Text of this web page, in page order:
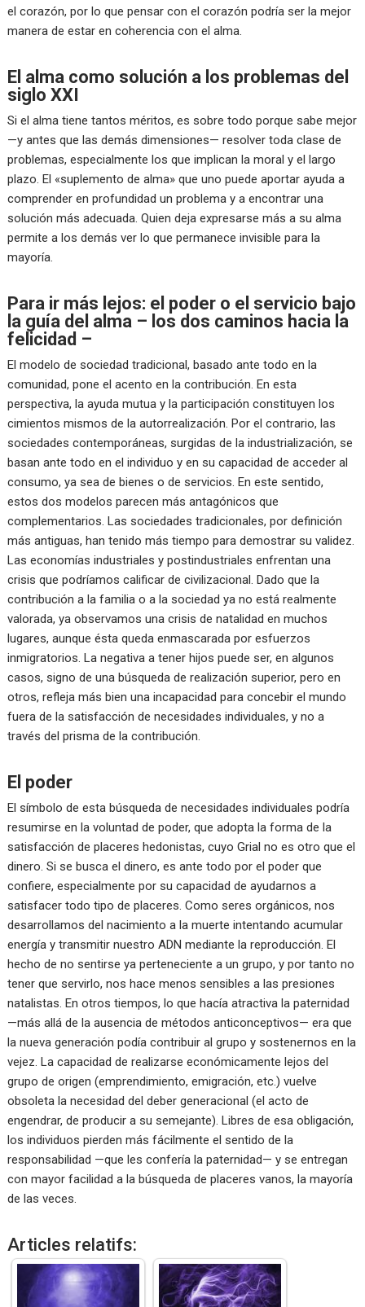
el corazón, por lo que pensar con el corazón podría ser la mejor
manera de estar en coherencia con el alma.
El alma como solución a los problemas del
siglo XXI
Si el alma tiene tantos méritos, es sobre todo porque sabe mejor
—y antes que las demás dimensiones— resolver toda clase de
problemas, especialmente los que implican la moral y el largo
plazo. El «suplemento de alma» que uno puede aportar ayuda a
comprender en profundidad un problema y a encontrar una
solución más adecuada. Quien deja expresarse más a su alma
permite a los demás ver lo que permanece invisible para la
mayoría.
Para ir más lejos: el poder o el servicio bajo
la guía del alma – los dos caminos hacia la
felicidad –
El modelo de sociedad tradicional, basado ante todo en la
comunidad, pone el acento en la contribución. En esta
perspectiva, la ayuda mutua y la participación constituyen los
cimientos mismos de la autorrealización. Por el contrario, las
sociedades contemporáneas, surgidas de la industrialización, se
basan ante todo en el individuo y en su capacidad de acceder al
consumo, ya sea de bienes o de servicios. En este sentido,
estos dos modelos parecen más antagónicos que
complementarios. Las sociedades tradicionales, por definición
más antiguas, han tenido más tiempo para demostrar su validez.
Las economías industriales y postindustriales enfrentan una
crisis que podríamos calificar de civilizacional. Dado que la
contribución a la familia o a la sociedad ya no está realmente
valorada, ya observamos una crisis de natalidad en muchos
lugares, aunque ésta queda enmascarada por esfuerzos
inmigratorios. La negativa a tener hijos puede ser, en algunos
casos, signo de una búsqueda de realización superior, pero en
otros, refleja más bien una incapacidad para concebir el mundo
fuera de la satisfacción de necesidades individuales, y no a
través del prisma de la contribución.
El poder
El símbolo de esta búsqueda de necesidades individuales podría
resumirse en la voluntad de poder, que adopta la forma de la
satisfacción de placeres hedonistas, cuyo Grial no es otro que el
dinero. Si se busca el dinero, es ante todo por el poder que
confiere, especialmente por su capacidad de ayudarnos a
satisfacer todo tipo de placeres. Como seres orgánicos, nos
desarrollamos del nacimiento a la muerte intentando acumular
energía y transmitir nuestro ADN mediante la reproducción. El
hecho de no sentirse ya perteneciente a un grupo, y por tanto no
tener que servirlo, nos hace menos sensibles a las presiones
natalistas. En otros tiempos, lo que hacía atractiva la paternidad
—más allá de la ausencia de métodos anticonceptivos— era que
la nueva generación podía contribuir al grupo y sostenernos en la
vejez. La capacidad de realizarse económicamente lejos del
grupo de origen (emprendimiento, emigración, etc.) vuelve
obsoleta la necesidad del deber generacional (el acto de
engendrar, de producir a su semejante). Libres de esa obligación,
los individuos pierden más fácilmente el sentido de la
responsabilidad —que les confería la paternidad— y se entregan
con mayor facilidad a la búsqueda de placeres vanos, la mayoría
de las veces.
Articles relatifs: